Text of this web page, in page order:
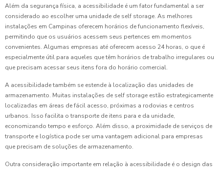
Além da segurança física, a acessibilidade é um fator fundamental a ser
considerado ao escolher uma unidade de self storage. As melhores
instalações em Campinas oferecem horários de funcionamento flexíveis,
permitindo que os usuários acessem seus pertences em momentos
convenientes. Algumas empresas até oferecem acesso 24 horas, o que é
especialmente útil para aqueles que têm horários de trabalho irregulares ou
que precisam acessar seus itens fora do horário comercial.
A acessibilidade também se estende à localização das unidades de
armazenamento. Muitas instalações de self storage estão estrategicamente
localizadas em áreas de fácil acesso, próximas a rodovias e centros
urbanos. Isso facilita o transporte de itens para e da unidade,
economizando tempo e esforço. Além disso, a proximidade de serviços de
transporte e logística pode ser uma vantagem adicional para empresas
que precisam de soluções de armazenamento.
Outra consideração importante em relação à acessibilidade é o design das